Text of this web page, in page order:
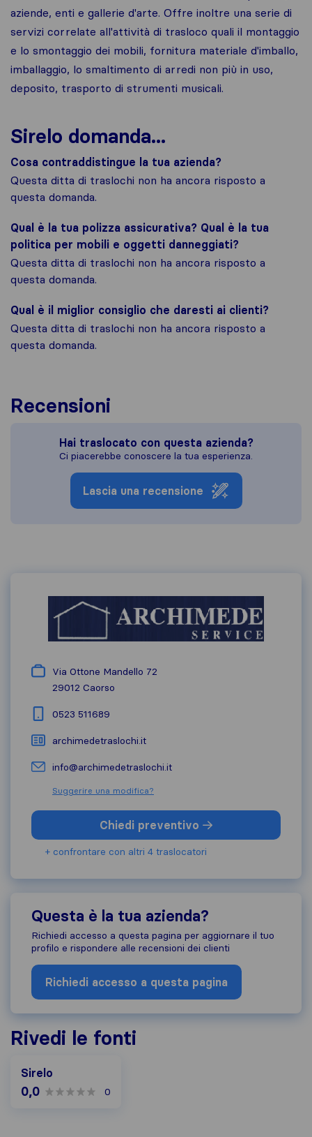
aziende, enti e gallerie d'arte. Offre inoltre una serie di
servizi correlate all'attività di trasloco quali il montaggio
e lo smontaggio dei mobili, fornitura materiale d'imballo,
imballaggio, lo smaltimento di arredi non più in uso,
deposito, trasporto di strumenti musicali.
Sirelo domanda...
Cosa contraddistingue la tua azienda?
Questa ditta di traslochi non ha ancora risposto a
questa domanda.
Qual è la tua polizza assicurativa? Qual è la tua
politica per mobili e oggetti danneggiati?
Questa ditta di traslochi non ha ancora risposto a
questa domanda.
Qual è il miglior consiglio che daresti ai clienti?
Questa ditta di traslochi non ha ancora risposto a
questa domanda.
Recensioni
Hai traslocato con questa azienda?
Ci piacerebbe conoscere la tua esperienza.
Lascia una recensione
Via Ottone Mandello 72
29012 Caorso
0523 511689
archimedetraslochi.it
info@archimedetraslochi.it
Suggerire una modifica?
Chiedi preventivo
+ confrontare con altri 4 traslocatori
Questa è la tua azienda?
Richiedi accesso a questa pagina per aggiornare il tuo
profilo e rispondere alle recensioni dei clienti
Richiedi accesso a questa pagina
Rivedi le fonti
Sirelo
0,0 0